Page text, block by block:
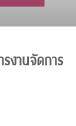
งานจัดการ